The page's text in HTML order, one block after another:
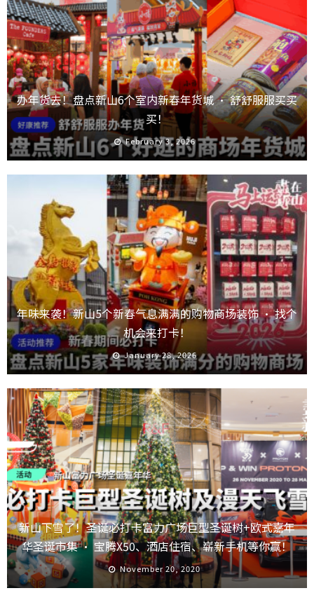
办年货去！盘点新山6个室内新春年货城 · 舒舒服服买买
买！
February 3, 2026
年味来袭！新山5个新春气息满满的购物商场装饰 · 找个
机会来打卡！
January 28, 2026
新山下雪了！圣诞必打卡富力广场巨型圣诞树+欧式嘉年
华圣诞市集 · 宝腾X50、酒店住宿、崭新手机等你赢！
November 20, 2020